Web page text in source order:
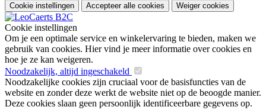
Cookie instellingen Accepteer alle cookies Weiger cookies
Cookie instellingen
Om je een optimale service en winkelervaring te bieden, maken we
gebruik van cookies. Hier vind je meer informatie over cookies en
hoe je ze kan weigeren.
Noodzakelijk, altijd ingeschakeld
Noodzakelijke cookies zijn cruciaal voor de basisfuncties van de
website en zonder deze werkt de website niet op de beoogde manier.
Deze cookies slaan geen persoonlijk identificeerbare gegevens op.